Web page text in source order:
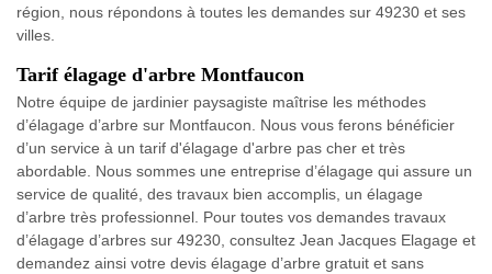
région, nous répondons à toutes les demandes sur 49230 et ses
villes.
Tarif élagage d'arbre Montfaucon
Notre équipe de jardinier paysagiste maîtrise les méthodes
d’élagage d’arbre sur Montfaucon. Nous vous ferons bénéficier
d’un service à un tarif d'élagage d'arbre pas cher et très
abordable. Nous sommes une entreprise d’élagage qui assure un
service de qualité, des travaux bien accomplis, un élagage
d’arbre très professionnel. Pour toutes vos demandes travaux
d’élagage d’arbres sur 49230, consultez Jean Jacques Elagage et
demandez ainsi votre devis élagage d’arbre gratuit et sans